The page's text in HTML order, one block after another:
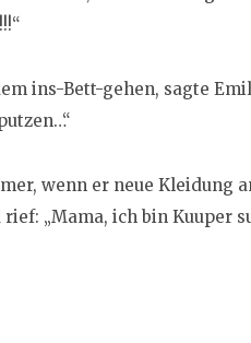
ins-Bett-gehen, sagte
wenn er neue Kleidung
„Mama, ich bin Kuuper